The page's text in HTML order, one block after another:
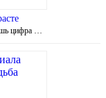
цифра …